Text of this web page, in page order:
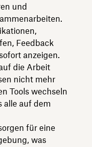
und
Feedback
anzeigen.
die Arbeit
nicht mehr
Tools wechseln
alle auf dem
für eine
was